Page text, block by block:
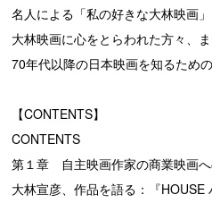
名人による「私の好きな大林映画」
大林映画に心をとらわれた方々、
70年代以降の日本映画を知るため
【CONTENTS】
CONTENTS
第１章 自主映画作家の商業映画へ
大林宣彦、作品を語る：『HOUSE